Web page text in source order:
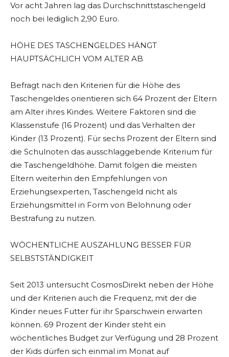
Vor acht Jahren lag das Durchschnittstaschengeld
noch bei lediglich 2,90 Euro.
HÖHE DES TASCHENGELDES HÄNGT
HAUPTSÄCHLICH VOM ALTER AB
Befragt nach den Kriterien für die Höhe des
Taschengeldes orientieren sich 64 Prozent der Eltern
am Alter ihres Kindes. Weitere Faktoren sind die
Klassenstufe (16 Prozent) und das Verhalten der
Kinder (13 Prozent). Für sechs Prozent der Eltern sind
die Schulnoten das ausschlaggebende Kriterium für
die Taschengeldhöhe. Damit folgen die meisten
Eltern weiterhin den Empfehlungen von
Erziehungsexperten, Taschengeld nicht als
Erziehungsmittel in Form von Belohnung oder
Bestrafung zu nutzen.
WÖCHENTLICHE AUSZAHLUNG BESSER FÜR
SELBSTSTÄNDIGKEIT
Seit 2013 untersucht CosmosDirekt neben der Höhe
und der Kriterien auch die Frequenz, mit der die
Kinder neues Futter für ihr Sparschwein erwarten
können. 69 Prozent der Kinder steht ein
wöchentliches Budget zur Verfügung und 28 Prozent
der Kids dürfen sich einmal im Monat auf